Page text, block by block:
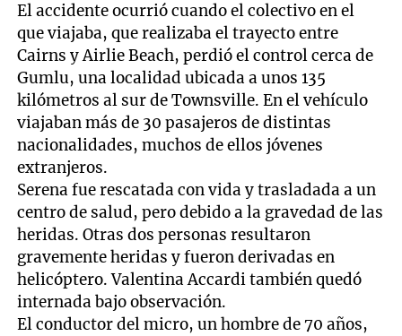
El accidente ocurrió cuando el colectivo en el
que viajaba, que realizaba el trayecto entre
Cairns y Airlie Beach, perdió el control cerca de
Gumlu, una localidad ubicada a unos 135
kilómetros al sur de Townsville. En el vehículo
viajaban más de 30 pasajeros de distintas
nacionalidades, muchos de ellos jóvenes
extranjeros.
Serena fue rescatada con vida y trasladada a un
centro de salud, pero debido a la gravedad de las
heridas. Otras dos personas resultaron
gravemente heridas y fueron derivadas en
helicóptero. Valentina Accardi también quedó
internada bajo observación.
El conductor del micro, un hombre de 70 años,